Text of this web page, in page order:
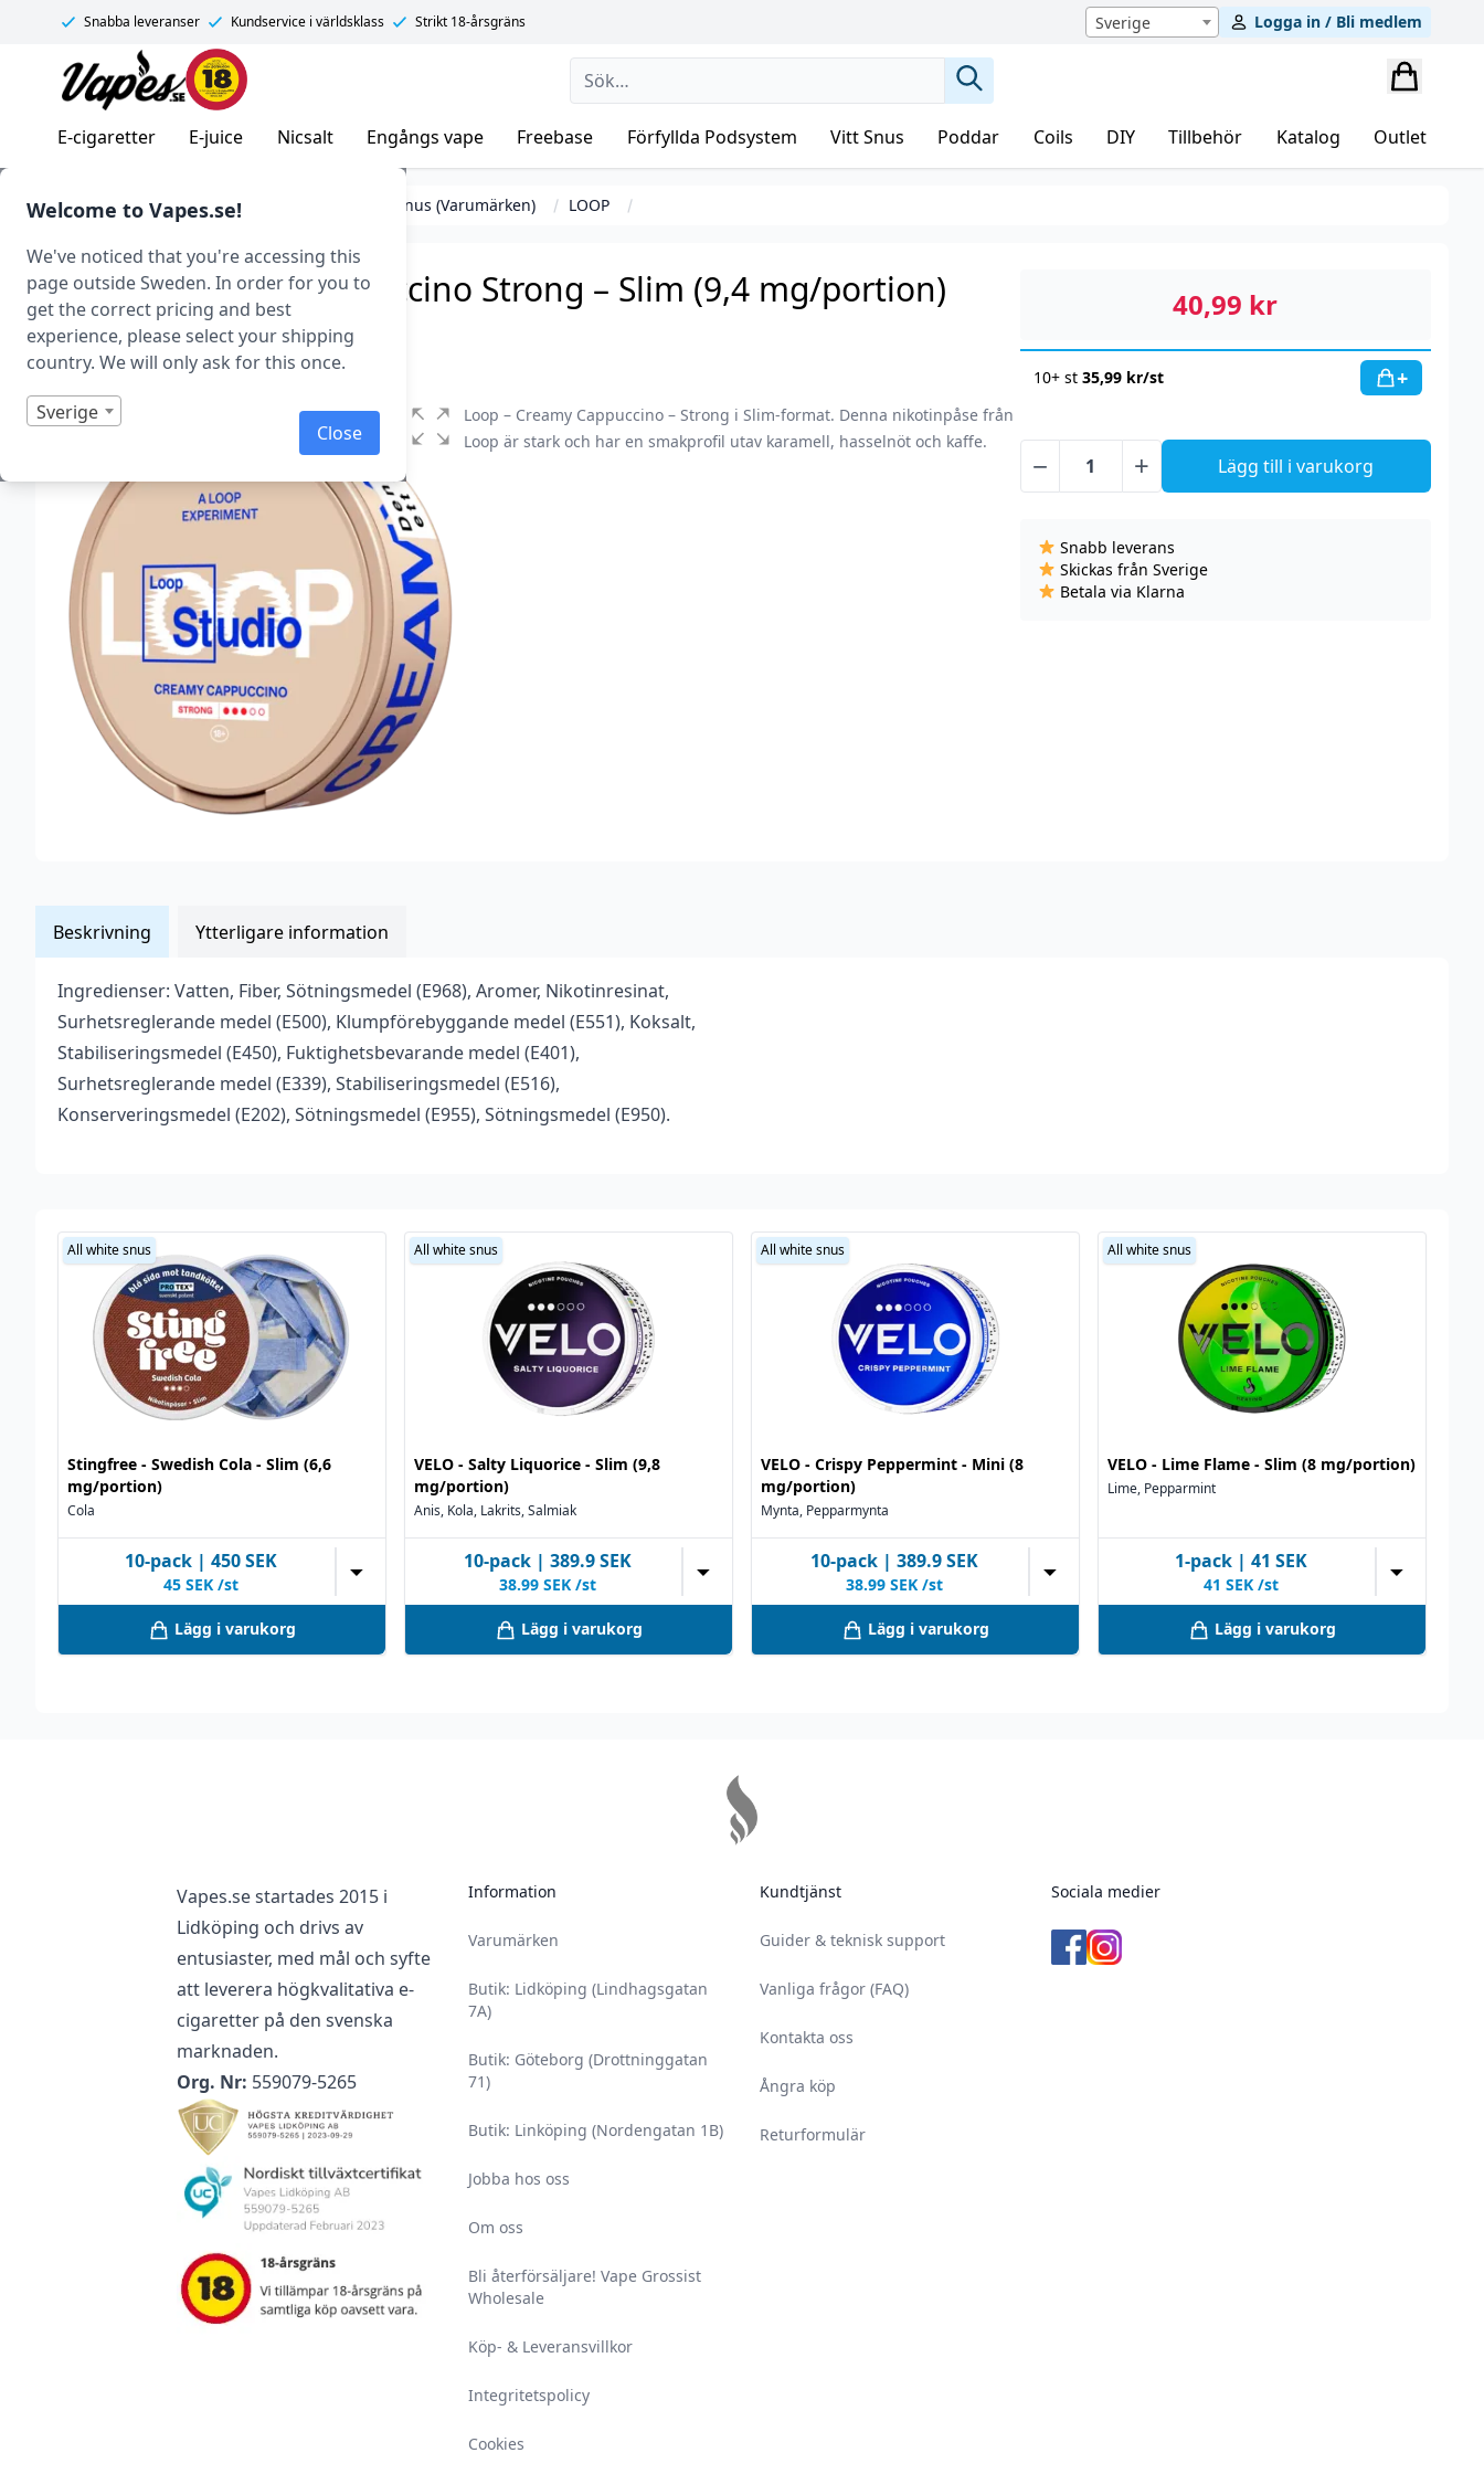
Welcome to Vapes.se!
We've noticed that you're accessing this
page outside Sweden. In order for you to
get the correct pricing and best
experience, please select your shipping
country. We will only ask for this once.
Sverige
Close
Snabba leveranser Kundservice i världsklass Strikt 18-årsgräns Sverige Logga in / Bli medlem
Vapes.se
E-cigaretter E-juice Nicsalt Engångs vape Freebase Förfyllda Podsystem Vitt Snus Poddar Coils DIY Tillbehör Katalog Outlet
Tobaksfritt snus (Nikotinpåsar) Tobaksfritt Snus (Varumärken) LOOP
Loop – Creamy Cappuccino Strong – Slim (9,4 mg/portion)
Art.nr: 42291
I lager
Loop – Creamy Cappuccino – Strong i Slim-format. Denna nikotinpåse från
Loop är stark och har en smakprofil utav karamell, hasselnöt och kaffe.
40,99 kr
10+ st 35,99 kr/st +
−
Loop
Cappuccino
Strong
+ Lägg till i varukorg
Snabb leverans
Skickas från Sverige
Betala via Klarna
Beskrivning Ytterligare information
Ingredienser: Vatten, Fiber, Sötningsmedel (E968), Aromer, Nikotinresinat,
Surhetsreglerande medel (E500), Klumpförebyggande medel (E551), Koksalt,
Stabiliseringsmedel (E450), Fuktighetsbevarande medel (E401),
Surhetsreglerande medel (E339), Stabiliseringsmedel (E516),
Konserveringsmedel (E202), Sötningsmedel (E955), Sötningsmedel (E950).
Vikt
0,031 kg
Antal
1 st
Typ
All white snus,Tobaksfritt snus
Nikotin (Snus)
9,4 mg/portion
Innehåll/förpackning 13,75
Format
Slim
Creamy Cappuccino
Stingfree - Swedish Cola - Slim (6,6
mg/portion)
Cola
All white snus
10-pack | 450SEK
45 SEK /st
▼
Lägg i varukorg
VELO - Salty Liquorice - Slim (9,8
mg/portion)
Anis, Kola, Lakrits, Salmiak
All white snus
10-pack | 389.9SEK
38.99 SEK /st
▼
Lägg i varukorg
VELO - Crispy Peppermint - Mini (8
mg/portion)
Mynta, Pepparmynta
All white snus
10-pack | 389.9SEK
38.99 SEK /st
▼
Lägg i varukorg
VELO - Lime Flame - Slim (8 mg/portion)
Lime, Pepparmint
All white snus
1-pack | 41 SEK
41 SEK /st
▼
Lägg i varukorg
Vapes.se startades 2015 i
Lidköping och drivs av
entusiaster, med mål och syfte
att leverera högkvalitativa e-
cigaretter på den svenska
marknaden.
Org. Nr: 559079-5265
Information
Varumärken
Butik: Lidköping (Lindhagsgatan
7A)
Butik: Göteborg (Drottninggatan
71)
Butik: Linköping (Nordengatan 1B)
Jobba hos oss
Om oss
Bli återförsäljare! Vape Grossist
Wholesale
Köp- & Leveransvillkor
Integritetspolicy
Cookies
Kundtjänst
Guider & teknisk support
Vanliga frågor (FAQ)
Kontakta oss
Ångra köp
Returformulär
Sociala medier